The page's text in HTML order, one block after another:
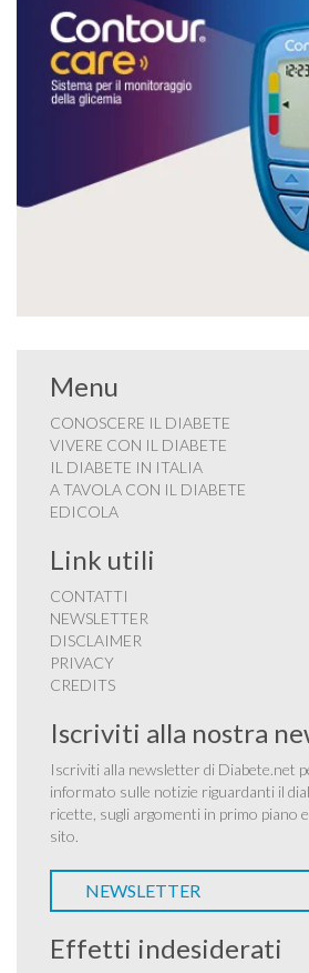
Menu
CONOSCERE IL DIABETE
VIVERE CON IL DIABETE
IL DIABETE IN ITALIA
A TAVOLA CON IL DIABETE
EDICOLA
Link utili
CONTATTI
NEWSLETTER
DISCLAIMER
PRIVACY
CREDITS
Iscriviti alla nostra
Iscriviti alla newsletter di Diabete.net
informato sulle notizie riguardanti il
ricette, sugli argomenti in primo piano
sito.
NEWSLETTER
Effetti indesiderati